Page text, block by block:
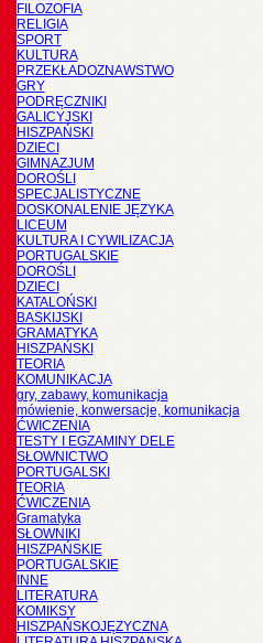
FILOZOFIA
RELIGIA
SPORT
KULTURA
PRZEKŁADOZNAWSTWO
GRY
PODRĘCZNIKI
GALICYJSKI
HISZPAŃSKI
DZIECI
GIMNAZJUM
DOROŚLI
SPECJALISTYCZNE
DOSKONALENIE JĘZYKA
LICEUM
KULTURA I CYWILIZACJA
PORTUGALSKIE
DOROŚLI
DZIECI
KATALOŃSKI
BASKIJSKI
GRAMATYKA
HISZPAŃSKI
TEORIA
KOMUNIKACJA
gry, zabawy, komunikacja
mówienie, konwersacje, komunikacja
ĆWICZENIA
TESTY I EGZAMINY DELE
SŁOWNICTWO
PORTUGALSKI
TEORIA
ĆWICZENIA
Gramatyka
SŁOWNIKI
HISZPAŃSKIE
PORTUGALSKIE
INNE
LITERATURA
KOMIKSY
HISZPAŃSKOJĘZYCZNA